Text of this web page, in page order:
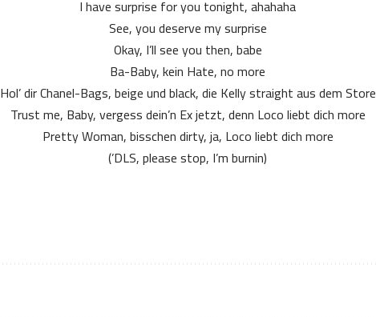
I have surprise for you tonight, ahahaha
See, you deserve my surprise
Okay, I’ll see you then, babe
Ba-Baby, kein Hate, no more
Hol’ dir Chanel-Bags, beige und black, die Kelly straight aus dem Store
Trust me, Baby, vergess dein’n Ex jetzt, denn Loco liebt dich more
Pretty Woman, bisschen dirty, ja, Loco liebt dich more
(DLS, please stop, I’m burnin’)